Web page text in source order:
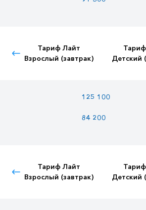
Тариф Лайт
Взрослый (завтрак)
Детский
125 100
84 200
Тариф Лайт
Взрослый (завтрак)
Детский